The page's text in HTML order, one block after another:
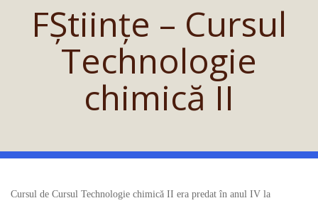
FȘtiințe – Cursul
Technologie
chimică II
Cursul de Cursul Technologie chimică II era predat în anul IV la